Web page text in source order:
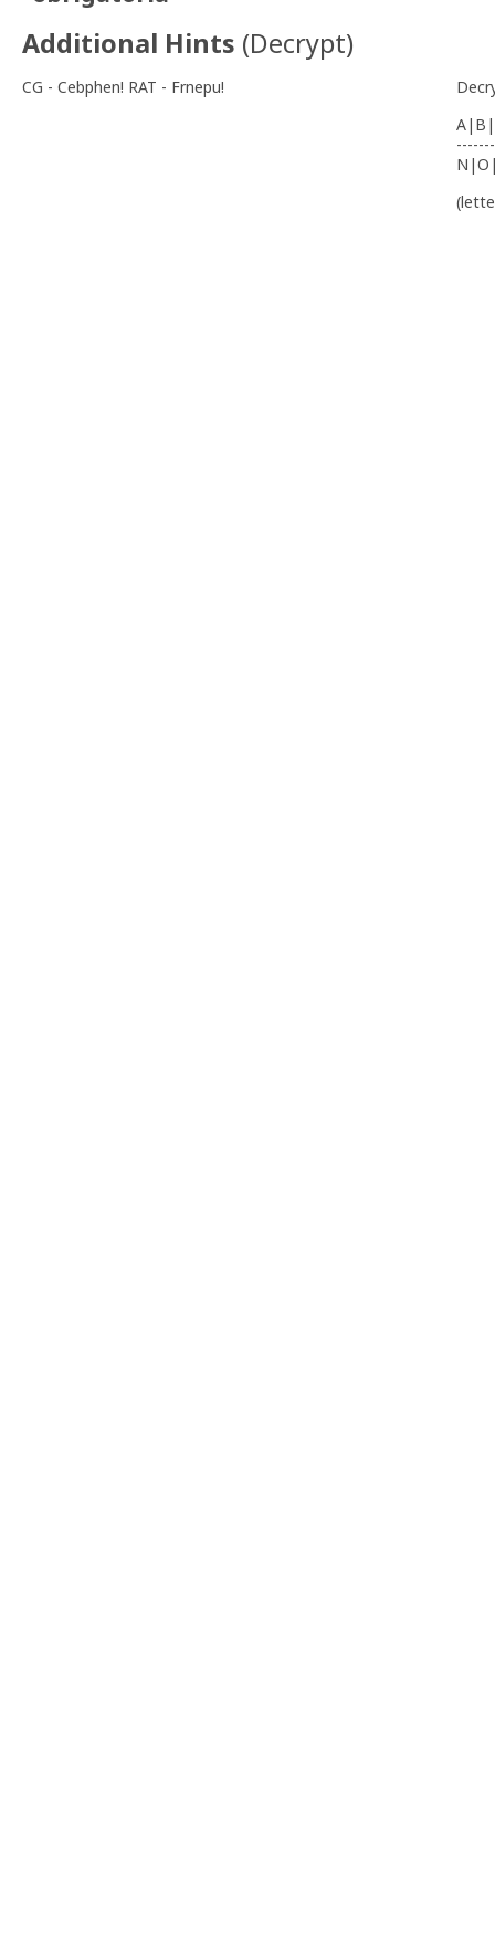
Additional Hints (Decrypt)
CG - Cebphen! RAT - Frnepu!